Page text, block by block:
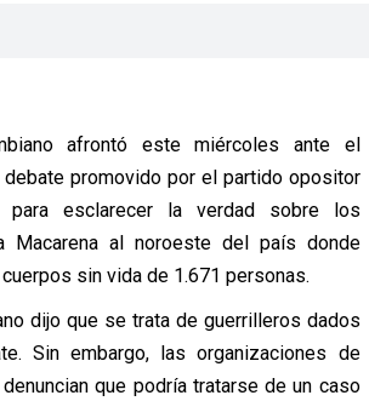
afrontó este miércoles ante el
debate promovido por el partido opositor
para esclarecer la verdad sobre los
Macarena al noroeste del país donde
sin vida de 1.671 personas.
dijo que se trata de guerrilleros dados
Sin embargo, las organizaciones de
que podría tratarse de un caso